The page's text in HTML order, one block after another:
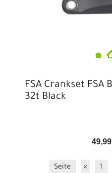
FSA Crankset FSA
32t Black
Seite « 1